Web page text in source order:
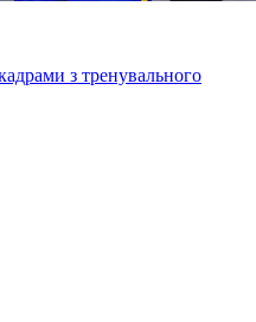
з тренувального